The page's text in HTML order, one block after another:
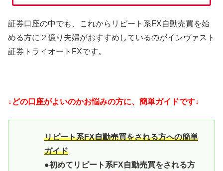
証券口座の中でも、これからリピート系FX自動売買を始
める方に２億り夫婦がおすすめしているのがインヴァスト
証券トライオートFXです。
↓どの口座がよいのかお悩みの方に、簡単ガイドです↓
リピート系FX自動売買をされる方への簡単
ガイド
●初めてリピート系FX自動売買をされる方